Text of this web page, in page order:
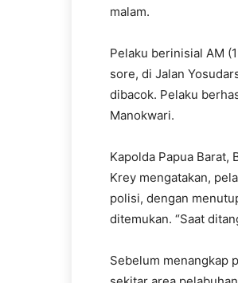
malam.
Pelaku berinisial AM
sore, di Jalan
dibacok. Pelaku
Manokwari.
Kapolda Papua Barat,
Krey mengatakan,
polisi, dengan
ditemukan. “Saat
Sebelum menangkap